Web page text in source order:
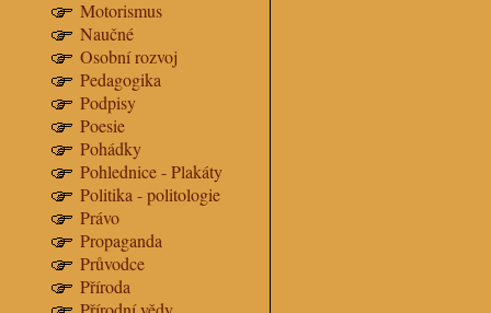
Motorismus
Naučné
Osobní rozvoj
Pedagogika
Podpisy
Poesie
Pohádky
Pohlednice - Plakáty
Politika - politologie
Právo
Propaganda
Průvodce
Příroda